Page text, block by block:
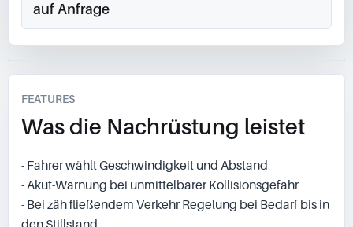
auf Anfrage
FEATURES
Was die Nachrüstung leistet
- Fahrer wählt Geschwindigkeit und Abstand
- Akut-Warnung bei unmittelbarer Kollisionsgefahr
- Bei zäh fließendem Verkehr Regelung bei Bedarf bis in
den Stillstand